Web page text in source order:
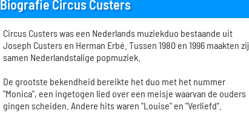
Biografie Circus Custers
Circus Custers was een Nederlands muziekduo bestaande uit
Joseph Custers en Herman Erbé. Tussen 1980 en 1996 maakten zij
samen Nederlandstalige popmuziek.
De grootste bekendheid bereikte het duo met het nummer
"Monica", een ingetogen lied over een meisje waarvan de ouders
gingen scheiden. Andere hits waren "Louise" en "Verliefd".